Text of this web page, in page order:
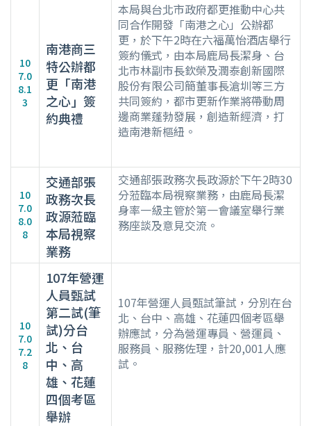
10
7.0
8.1
3
南港商三
特公辦都
更「南港
之心」簽
約典禮
本局與台北市政府都更推動中心共
同合作開發「南港之心」公辦都
更，於下午2時在六福萬怡酒店舉行
簽約儀式，由本局鹿局長潔身、台
北市林副市長欽榮及潤泰創新國際
股份有限公司簡董事長滄圳等三方
共同簽約，都市更新作業將帶動周
邊商業蓬勃發展，創造新經濟，打
造南港新樞紐。
10
7.0
8.0
8
交通部張
政務次長
政源蒞臨
本局視察
業務
交通部張政務次長政源於下午2時30
分蒞臨本局視察業務，由鹿局長潔
身率一級主管於第一會議室舉行業
務座談及意見交流。
10
7.0
7.2
8
107年營運
人員甄試
第二試(筆
試)分台
北、台
中、高
雄、花蓮
四個考區
舉辦
107年營運人員甄試筆試，分別在台
北、台中、高雄、花蓮四個考區舉
辦應試，分為營運專員、營運員、
服務員、服務佐理，計20,001人應
試。